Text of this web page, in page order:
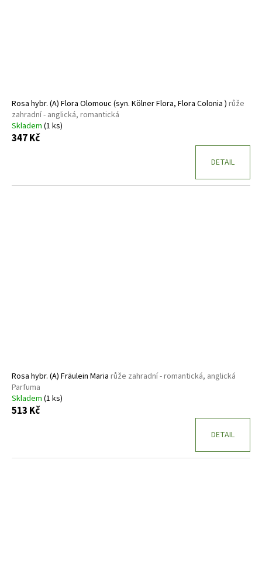
Rosa hybr. (A) Flora Olomouc (syn. Kölner Flora, Flora Colonia ) růže
zahradní - anglická, romantická
Skladem (1 ks)
347 Kč
DETAIL
Rosa hybr. (A) Fräulein Maria růže zahradní - romantická, anglická
Parfuma
Skladem (1 ks)
513 Kč
DETAIL